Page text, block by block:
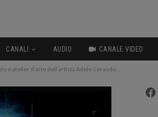
CANALI AUDIO CANALE VIDEO
e atelier d’arte dell’artista Adele Ceraudo.